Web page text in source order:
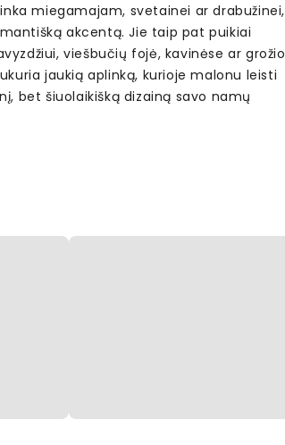
miegamajam, svetainei ar drabužinei,
akcentą. Jie taip pat puikiai
viešbučių fojė, kavinėse ar grožio
jaukią aplinką, kurioje malonu leisti
bet šiuolaikišką dizainą savo namų